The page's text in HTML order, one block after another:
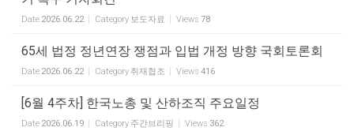
Date 2026.06.22 Category 보도자료 Views 78
65세 법정 정년연장 쟁점과 입법 개정 방향 국회토론회
Date 2026.06.22 Category 취재협조 Views 416
[6월 4주차] 한국노총 및 산하조직 주요일정
Date 2026.06.19 Category 주간브리핑 Views 362